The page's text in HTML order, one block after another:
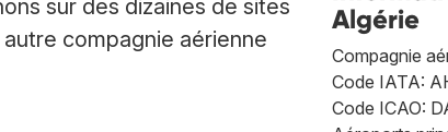
sur des dizaines de sites
compagnie aérienne
Algérie
Compagnie
Code IATA:
Code ICAO: